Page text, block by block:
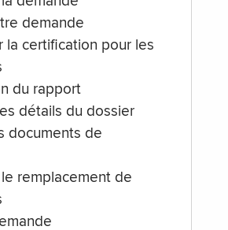
demande
la certification pour les
du rapport
détails du dossier
documents de
remplacement de